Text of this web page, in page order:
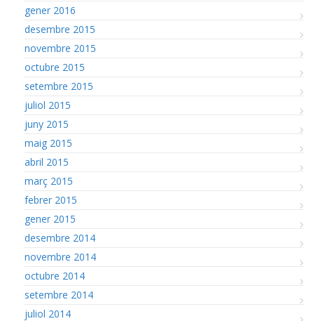
gener 2016
desembre 2015
novembre 2015
octubre 2015
setembre 2015
juliol 2015
juny 2015
maig 2015
abril 2015
març 2015
febrer 2015
gener 2015
desembre 2014
novembre 2014
octubre 2014
setembre 2014
juliol 2014